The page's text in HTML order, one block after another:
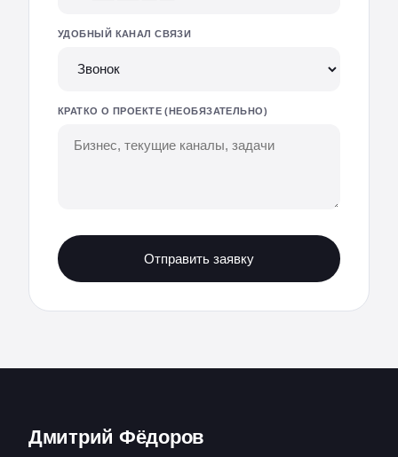
УДОБНЫЙ КАНАЛ СВЯЗИ
КРАТКО О ПРОЕКТЕ (НЕОБЯЗАТЕЛЬНО)
Отправить заявку
Дмитрий Фёдоров